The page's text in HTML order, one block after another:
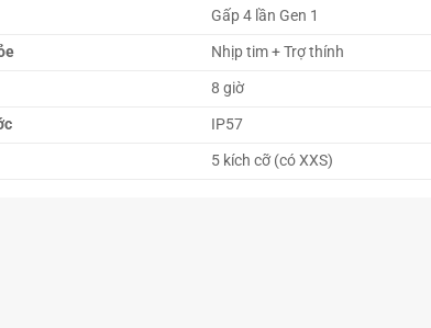
Gấp 4 lần Gen 1
Nhịp tim + Trợ thính
8 giờ
IP57
5 kích cỡ (có XXS)